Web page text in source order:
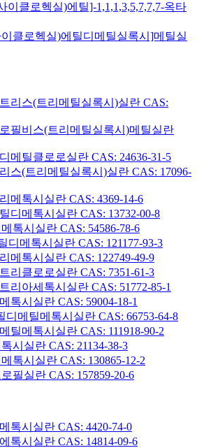
이클로헥실)에틸]-1,1,1,3,5,7,7,7-옥타
클로헥실)에틸디메틸실록시]메틸실
리스(트리메틸실록시)실란 CAS:
필비스(트리메틸실록시)메틸실란
메틸클로로실란 CAS: 24636-31-5
스(트리메틸실록시)실란 CAS: 17096-
메톡시실란 CAS: 4369-14-6
디메톡시실란 CAS: 13732-00-8
톡시실란 CAS: 54586-78-6
디메톡시실란 CAS: 121177-93-3
메톡시실란 CAS: 122749-49-9
리클로로실란 CAS: 7351-61-3
리아세톡시실란 CAS: 51772-85-1
톡시실란 CAS: 59004-18-1
메틸메톡시실란 CAS: 66753-64-8
틸메톡시실란 CAS: 111918-90-2
시실란 CAS: 21134-38-3
톡시실란 CAS: 130865-12-2
필실란 CAS: 157859-20-6
톡시실란 CAS: 4420-74-0
톡시실란 CAS: 14814-09-6